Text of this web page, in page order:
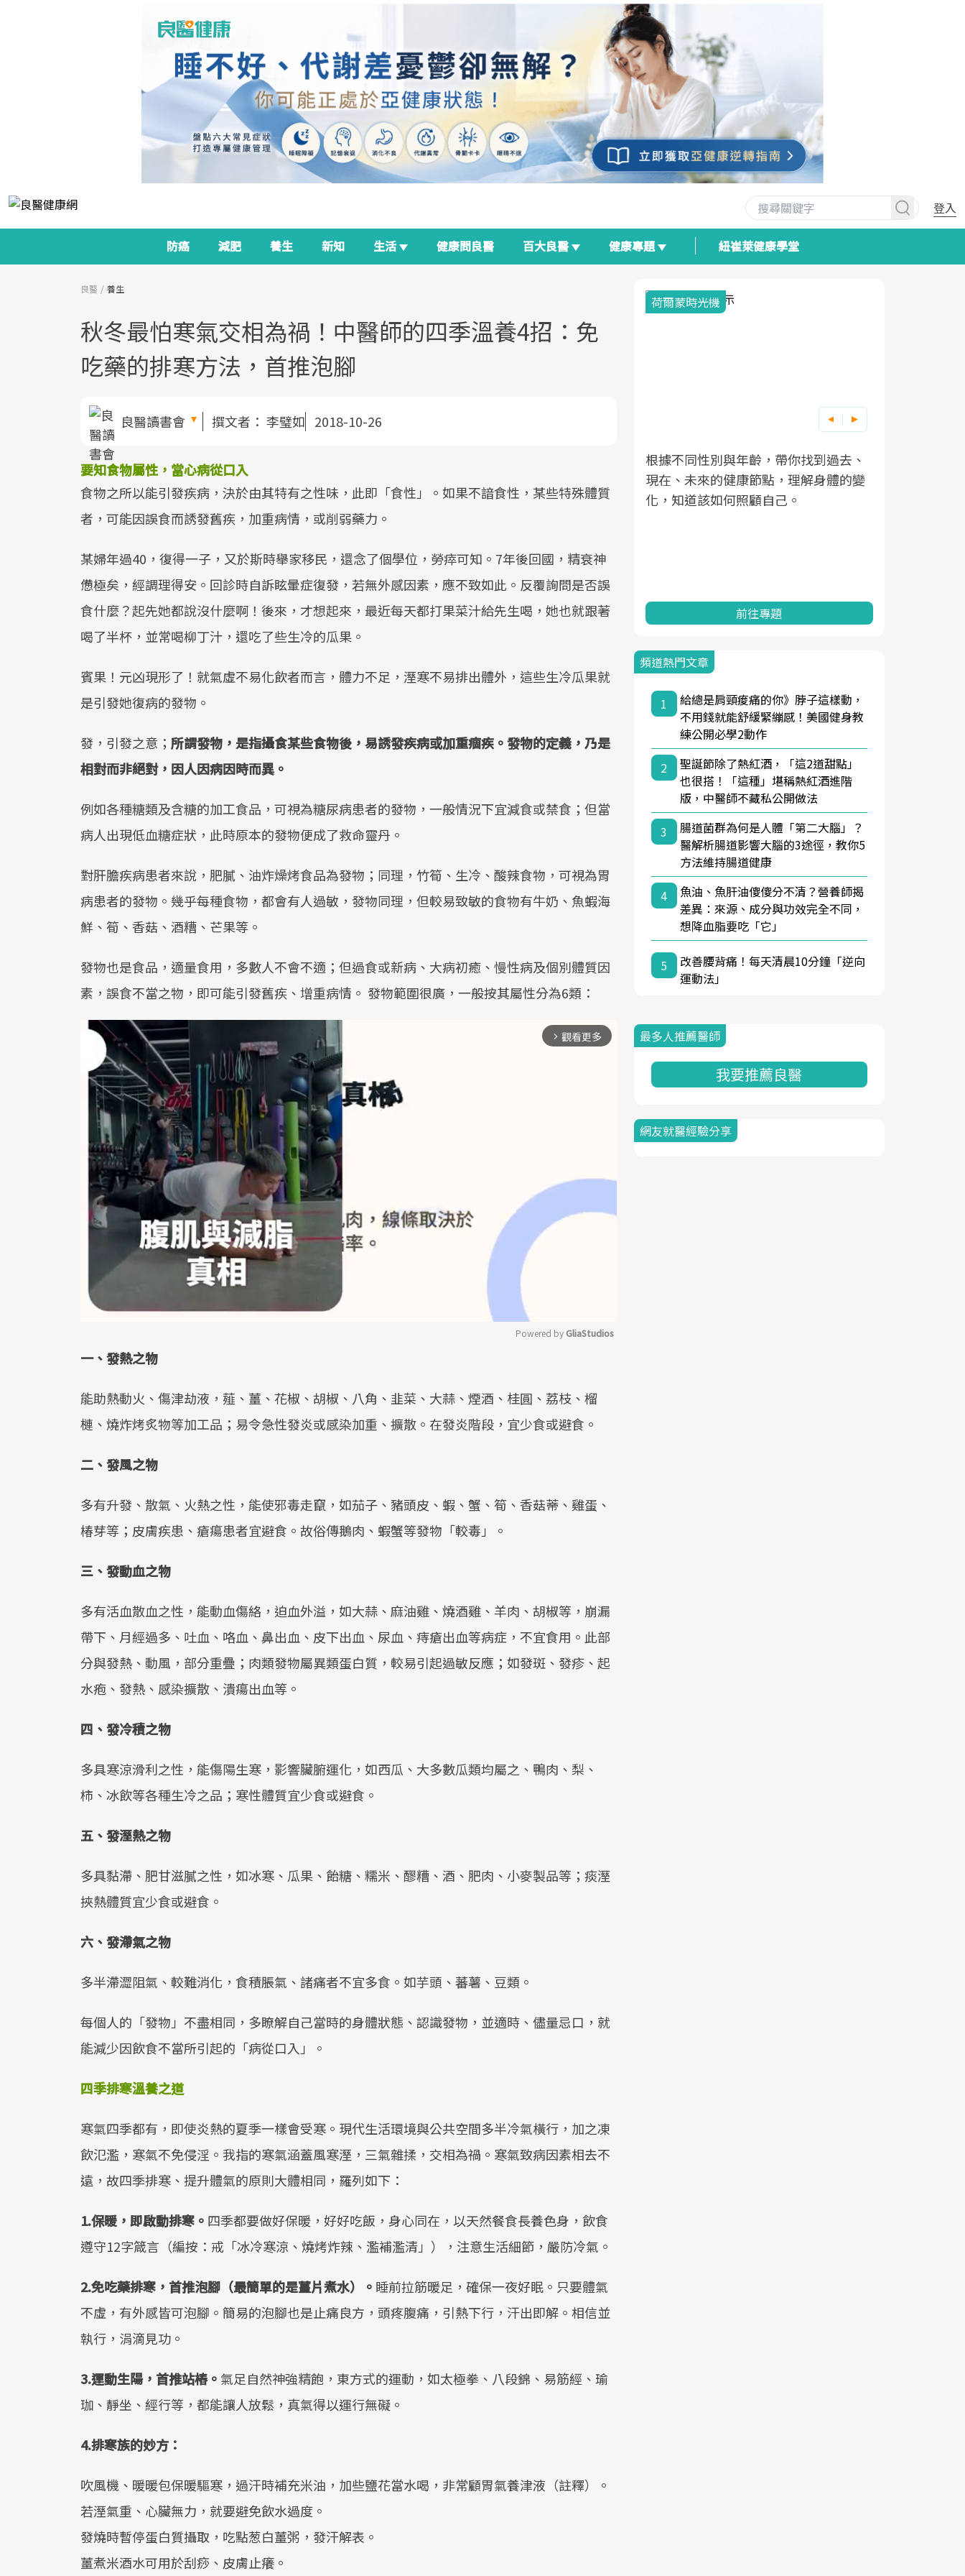
登入
防癌 減肥 養生 新知 生活 健康問良醫 百大良醫 健康專題 紐崔萊健康學堂
良醫 養生
秋冬最怕寒氣交相為禍！中醫師的四季溫養4招：免
吃藥的排寒方法，首推泡腳
良醫讀書會 撰文者： 李璧如 2018-10-26
要知食物屬性，當心病從口入
食物之所以能引發疾病，決於由其特有之性味，此即「食性」。如果不諳食性，某些特殊體質
者，可能因誤食而誘發舊疾，加重病情，或削弱藥力。
某婦年過40，復得一子，又於斯時舉家移民，還念了個學位，勞瘁可知。7年後回國，精衰神
憊極矣，經調理得安。回診時自訴眩暈症復發，若無外感因素，應不致如此。反覆詢問是否誤
食什麼？起先她都說沒什麼啊！後來，才想起來，最近每天都打果菜汁給先生喝，她也就跟著
喝了半杯，並常喝柳丁汁，還吃了些生冷的瓜果。
賓果！元凶現形了！就氣虛不易化飲者而言，體力不足，溼寒不易排出體外，這些生冷瓜果就
是引發她復病的發物。
發，引發之意； 所謂發物，是指攝食某些食物後，易誘發疾病或加重痼疾。發物的定義，乃是
相對而非絕對，因人因病因時而異。
例如各種糖類及含糖的加工食品，可視為糖尿病患者的發物，一般情況下宜減食或禁食；但當
病人出現低血糖症狀，此時原本的發物便成了救命靈丹。
對肝膽疾病患者來說，肥膩、油炸燥烤食品為發物；同理，竹筍、生冷、酸辣食物，可視為胃
病患者的發物。幾乎每種食物，都會有人過敏，發物同理，但較易致敏的食物有牛奶、魚蝦海
鮮、筍、香菇、酒糟、芒果等。
發物也是食品，適量食用，多數人不會不適；但過食或新病、大病初癒、慢性病及個別體質因
素，誤食不當之物，即可能引發舊疾、增重病情。 發物範圍很廣，一般按其屬性分為6類：
arrow_forward_ios 觀看更多
Powered by GliaStudios
一、發熱之物
能助熱動火、傷津劫液，薤、薑、花椒、胡椒、八角、韭菜、大蒜、煙酒、桂圓、荔枝、榴
槤、燒炸烤炙物等加工品；易令急性發炎或感染加重、擴散。在發炎階段，宜少食或避食。
二、發風之物
多有升發、散氣、火熱之性，能使邪毒走竄，如茄子、豬頭皮、蝦、蟹、筍、香菇蒂、雞蛋、
椿芽等；皮膚疾患、瘡瘍患者宜避食。故俗傳鵝肉、蝦蟹等發物「較毒」。
三、發動血之物
多有活血散血之性，能動血傷絡，迫血外溢，如大蒜、麻油雞、燒酒雞、羊肉、胡椒等，崩漏
帶下、月經過多、吐血、咯血、鼻出血、皮下出血、尿血、痔瘡出血等病症，不宜食用。此部
分與發熱、動風，部分重疊；肉類發物屬異類蛋白質，較易引起過敏反應；如發斑、發疹、起
水疱、發熱、感染擴散、潰瘍出血等。
四、發冷積之物
多具寒涼滑利之性，能傷陽生寒，影響臟腑運化，如西瓜、大多數瓜類均屬之、鴨肉、梨、
柿、冰飲等各種生冷之品；寒性體質宜少食或避食。
五、發溼熱之物
多具黏滯、肥甘滋膩之性，如冰寒、瓜果、飴糖、糯米、醪糟、酒、肥肉、小麥製品等；痰溼
挾熱體質宜少食或避食。
六、發滯氣之物
多半滯澀阻氣、較難消化，食積脹氣、諸痛者不宜多食。如芋頭、蕃薯、豆類。
每個人的「發物」不盡相同，多瞭解自己當時的身體狀態、認識發物，並適時、儘量忌口，就
能減少因飲食不當所引起的「病從口入」。
四季排寒溫養之道
寒氣四季都有，即使炎熱的夏季一樣會受寒。現代生活環境與公共空間多半冷氣橫行，加之凍
飲氾濫，寒氣不免侵淫。我指的寒氣涵蓋風寒溼，三氣雜揉，交相為禍。寒氣致病因素相去不
遠，故四季排寒、提升體氣的原則大體相同，羅列如下：
1.保暖，即啟動排寒。 四季都要做好保暖，好好吃飯，身心同在，以天然餐食長養色身，飲食
遵守12字箴言（編按：戒「冰冷寒涼、燒烤炸辣、濫補濫清」），注意生活細節，嚴防冷氣。
2.免吃藥排寒，首推泡腳（最簡單的是薑片煮水）。 睡前拉筋暖足，確保一夜好眠。只要體氣
不虛，有外感皆可泡腳。簡易的泡腳也是止痛良方，頭疼腹痛，引熱下行，汗出即解。相信並
執行，涓滴見功。
3.運動生陽，首推站樁。 氣足自然神強精飽，東方式的運動，如太極拳、八段錦、易筋經、瑜
珈、靜坐、經行等，都能讓人放鬆，真氣得以運行無礙。
4.排寒族的妙方：
吹風機、暖暖包保暖驅寒，過汗時補充米油，加些鹽花當水喝，非常顧胃氣養津液（註釋）。
若溼氣重、心臟無力，就要避免飲水過度。
發燒時暫停蛋白質攝取，吃點葱白薑粥，發汗解表。
薑煮米酒水可用於刮痧、皮膚止癢。
政策如「健康台灣推動委員會」與「長
療院所的服務，更是民眾了解自身健康
狀況、啟動健康管理的重要起點。
前往專題
全面啟動你的健康革命！
前往專題
建立對亞健康的認知，進而引導實際的
前往專題
荷爾蒙時光機
根據不同性別與年齡，帶你找到過去、
現在、未來的健康節點，理解身體的變
化，知道該如何照顧自己。
前往專題
頻道熱門文章
1
給總是肩頸痠痛的你》脖子這樣動，
不用錢就能舒緩緊繃感！美國健身教
練公開必學2動作
2
聖誕節除了熱紅酒，「這2道甜點」
也很搭！「這種」堪稱熱紅酒進階
版，中醫師不藏私公開做法
3
腸道菌群為何是人體「第二大腦」？
醫解析腸道影響大腦的3途徑，教你5
方法維持腸道健康
4
魚油、魚肝油傻傻分不清？營養師揭
差異：來源、成分與功效完全不同，
想降血脂要吃「它」
5
改善腰背痛！每天清晨10分鐘「逆向
運動法」
最多人推薦醫師
我要推薦良醫
網友就醫經驗分享